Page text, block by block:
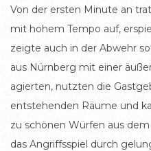
Von der ersten Minute an
mit hohem Tempo auf,
zeigte auch in der Abwehr
aus Nürnberg mit einer
agierten, nutzten die
entstehenden Räume und
zu schönen Würfen aus
das Angriffsspiel durch